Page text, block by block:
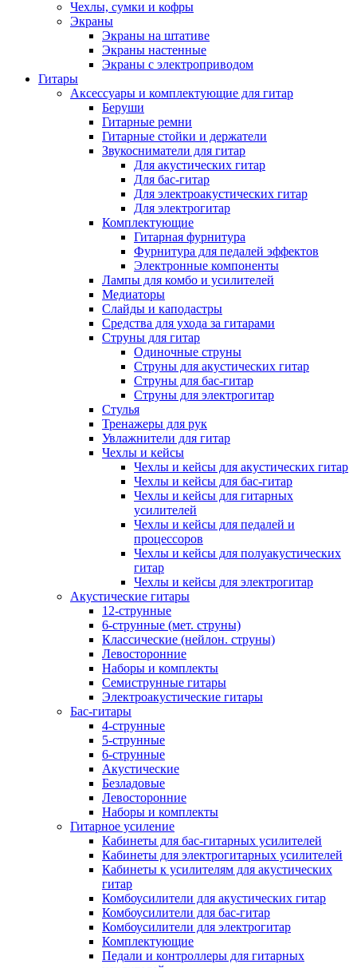
Чехлы, сумки и кофры
Экраны
Экраны на штативе
Экраны настенные
Экраны с электроприводом
Гитары
Аксессуары и комплектующие для гитар
Беруши
Гитарные ремни
Гитарные стойки и держатели
Звукосниматели для гитар
Для акустических гитар
Для бас-гитар
Для электроакустических гитар
Для электрогитар
Комплектующие
Гитарная фурнитура
Фурнитура для педалей эффектов
Электронные компоненты
Лампы для комбо и усилителей
Медиаторы
Слайды и каподастры
Средства для ухода за гитарами
Струны для гитар
Одиночные струны
Струны для акустических гитар
Струны для бас-гитар
Струны для электрогитар
Стулья
Тренажеры для рук
Увлажнители для гитар
Чехлы и кейсы
Чехлы и кейсы для акустических гитар
Чехлы и кейсы для бас-гитар
Чехлы и кейсы для гитарных
усилителей
Чехлы и кейсы для педалей и
процессоров
Чехлы и кейсы для полуакустических
гитар
Чехлы и кейсы для электрогитар
Акустические гитары
12-струнные
6-струнные (мет. струны)
Классические (нейлон. струны)
Левосторонние
Наборы и комплекты
Семиструнные гитары
Электроакустические гитары
Бас-гитары
4-струнные
5-струнные
6-струнные
Акустические
Безладовые
Левосторонние
Наборы и комплекты
Гитарное усиление
Кабинеты для бас-гитарных усилителей
Кабинеты для электрогитарных усилителей
Кабинеты к усилителям для акустических
гитар
Комбоусилители для акустических гитар
Комбоусилители для бас-гитар
Комбоусилители для электрогитар
Комплектующие
Педали и контроллеры для гитарных